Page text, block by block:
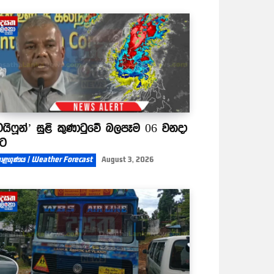
සුළි කුණාටුවේ බලපෑම 06 වනදා
| Weather Forecast August 3, 2026